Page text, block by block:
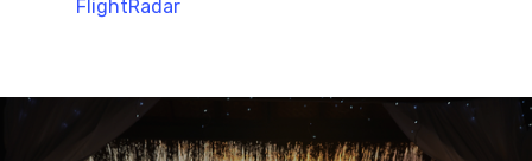
FlightRadar